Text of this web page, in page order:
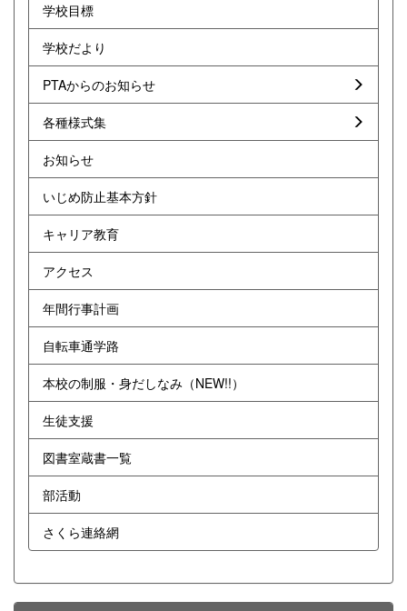
学校目標
学校だより
PTAからのお知らせ
各種様式集
お知らせ
いじめ防止基本方針
キャリア教育
アクセス
年間行事計画
自転車通学路
本校の制服・身だしなみ（NEW!!）
生徒支援
図書室蔵書一覧
部活動
さくら連絡網